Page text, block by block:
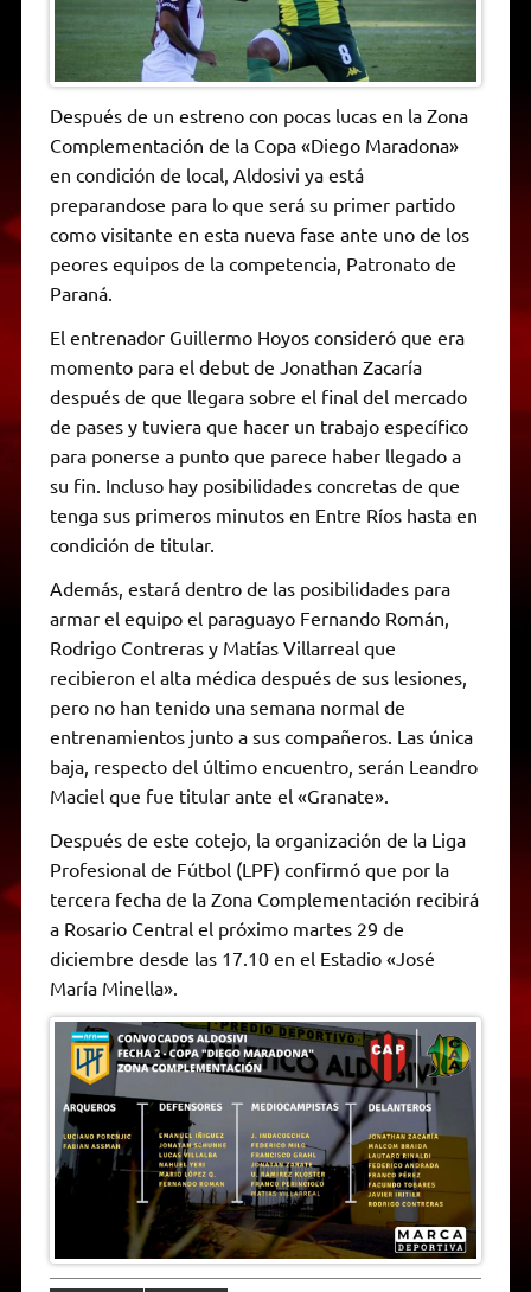
Después de un estreno con pocas lucas en la Zona
Complementación de la Copa «Diego Maradona»
en condición de local, Aldosivi ya está
preparandose para lo que será su primer partido
como visitante en esta nueva fase ante uno de los
peores equipos de la competencia, Patronato de
Paraná.
El entrenador Guillermo Hoyos consideró que era
momento para el debut de Jonathan Zacaría
después de que llegara sobre el final del mercado
de pases y tuviera que hacer un trabajo específico
para ponerse a punto que parece haber llegado a
su fin. Incluso hay posibilidades concretas de que
tenga sus primeros minutos en Entre Ríos hasta en
condición de titular.
Además, estará dentro de las posibilidades para
armar el equipo el paraguayo Fernando Román,
Rodrigo Contreras y Matías Villarreal que
recibieron el alta médica después de sus lesiones,
pero no han tenido una semana normal de
entrenamientos junto a sus compañeros. Las única
baja, respecto del último encuentro, serán Leandro
Maciel que fue titular ante el «Granate».
Después de este cotejo, la organización de la Liga
Profesional de Fútbol (LPF) confirmó que por la
tercera fecha de la Zona Complementación recibirá
a Rosario Central el próximo martes 29 de
diciembre desde las 17.10 en el Estadio «José
María Minella».